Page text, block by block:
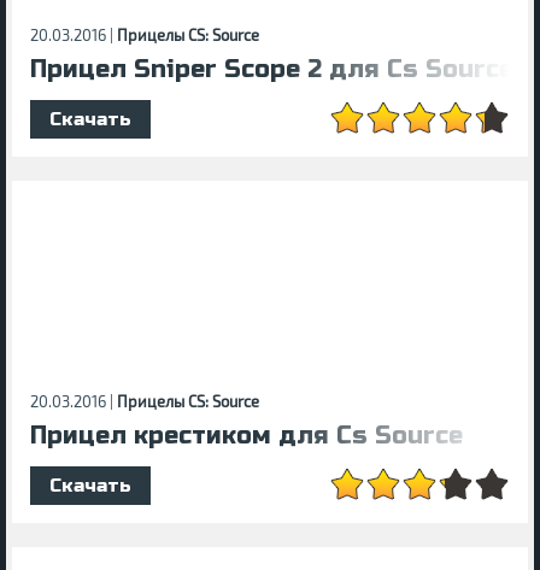
20.03.2016 | Прицелы CS: Source
Прицел Sniper Scope 2 для Cs Source
Скачать
20.03.2016 | Прицелы CS: Source
Прицел крестиком для Cs Source
Скачать